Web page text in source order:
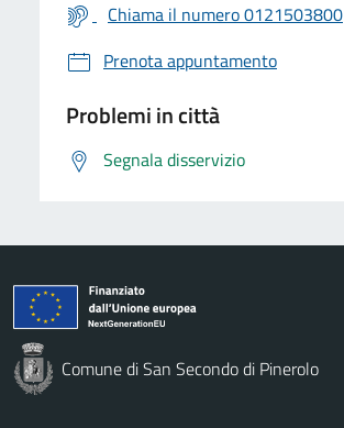
Chiama il numero 0121503800
Prenota appuntamento
Problemi in città
Segnala disservizio
Comune di San Secondo di Pinerolo